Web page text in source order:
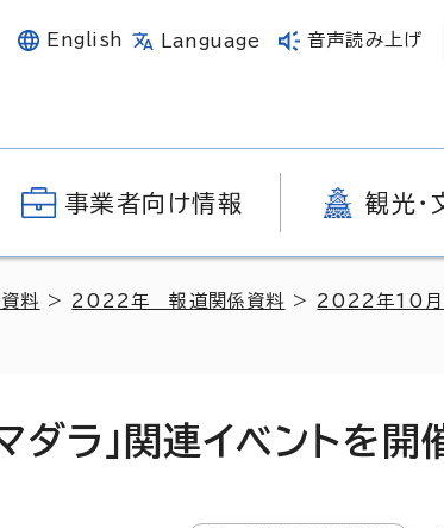
English Language 音声読み上げ
事業者向け情報 観光・
料 > 2022年 報道関係資料 > 2022年10月
ラ」関連イベントを開